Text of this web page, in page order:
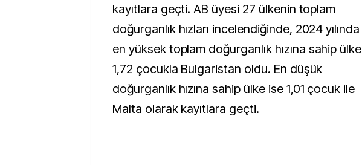
kayıtlara geçti. AB üyesi 27 ülkenin toplam
doğurganlık hızları incelendiğinde, 2024 yılında
en yüksek toplam doğurganlık hızına sahip ülke
1,72 çocukla Bulgaristan oldu. En düşük
doğurganlık hızına sahip ülke ise 1,01 çocuk ile
Malta olarak kayıtlara geçti.